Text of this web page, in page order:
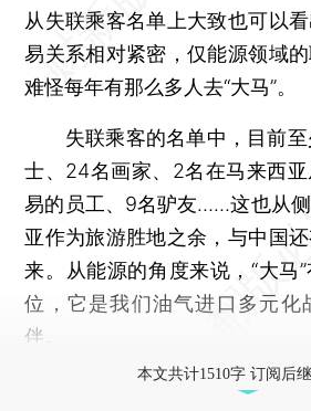
从失联乘客名单上大致也可以
易关系相对紧密，仅能源领域
难怪每年有那么多人去“大马”。
失联乘客的名单中，目前至
士、24名画家、2名在马来西
易的员工、9名驴友……这也从
亚作为旅游胜地之余，与中国
来。从能源的角度来说，“大马
位，它是我们油气进口多元化
伴。
本文共计1510字 订阅后